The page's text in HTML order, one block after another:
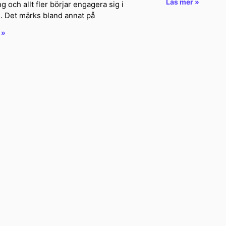
och allt fler börjar engagera sig i
Det märks bland annat på